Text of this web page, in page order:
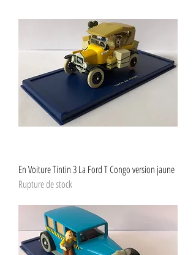
En Voiture Tintin 3 La Ford T Congo version jaune
Rupture de stock